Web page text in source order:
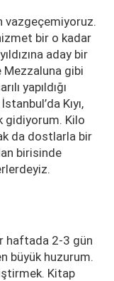
vazgeçemiyoruz.
bir o kadar
aday bir
Mezzaluna gibi
yapıldığı
Kıyı,
gidiyorum. Kilo
da dostlarla bir
birisinde
haftada 2-3 gün
büyük huzurum.
Kitap